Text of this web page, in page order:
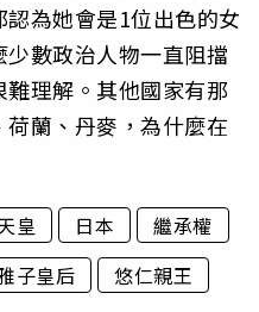
為她會是1位出色的女
數政治人物一直阻擋
理解。其他國家有那
蘭、丹麥，為什麼在
皇 日本
繼承權
子皇后
悠仁親王